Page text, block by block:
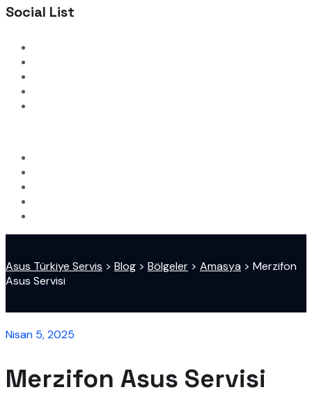
Social List
Asus Türkiye Servis > Blog > Bölgeler > Amasya > Merzifon
Asus Servisi
Nisan 5, 2025
Merzifon Asus Servisi